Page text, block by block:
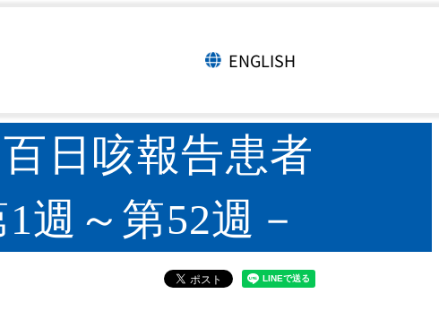
言語切り替え
ENGLISH
日咳報告患者
週～第52週－